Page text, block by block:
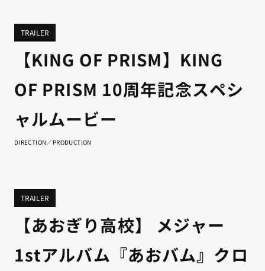
TRAILER
【KING OF PRISM】KING
OF PRISM 10周年記念スペシ
ャルムービー
DIRECTION／PRODUCTION
TRAILER
【あおぎり高校】 メジャー
1stアルバム『あおバム』クロ